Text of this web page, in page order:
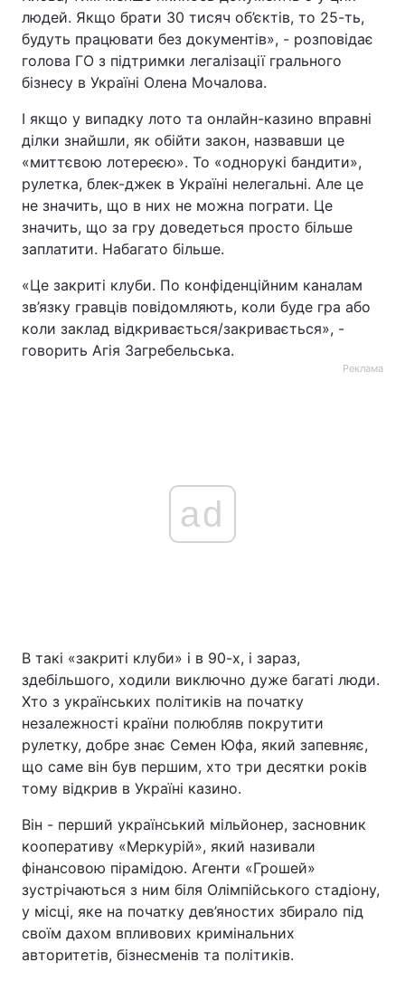
людей. Якщо брати 30 тисяч об’єктів, то 25-ть,
будуть працювати без документів», - розповідає
голова ГО з підтримки легалізації грального
бізнесу в Україні Олена Мочалова.
І якщо у випадку лото та онлайн-казино вправні
ділки знайшли, як обійти закон, назвавши це
«миттєвою лотереєю». То «однорукі бандити»,
рулетка, блек-джек в Україні нелегальні. Але це
не значить, що в них не можна пограти. Це
значить, що за гру доведеться просто більше
заплатити. Набагато більше.
«Це закриті клуби. По конфіденційним каналам
зв’язку гравців повідомляють, коли буде гра або
коли заклад відкривається/закривається», -
говорить Агія Загребельська.
Реклама
ad
В такі «закриті клуби» і в 90-х, і зараз,
здебільшого, ходили виключно дуже багаті люди.
Хто з українських політиків на початку
незалежності країни полюбляв покрутити
рулетку, добре знає Семен Юфа, який запевняє,
що саме він був першим, хто три десятки років
тому відкрив в Україні казино.
Він - перший український мільйонер, засновник
кооперативу «Меркурій», який називали
фінансовою пірамідою. Агенти «Грошей»
зустрічаються з ним біля Олімпійського стадіону,
у місці, яке на початку дев’яностих збирало під
своїм дахом впливових кримінальних
авторитетів, бізнесменів та політиків.